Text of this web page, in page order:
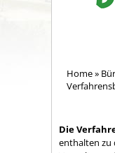
Home»
Die
enthalten zu